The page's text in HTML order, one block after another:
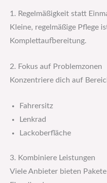
1. Regelmäßigkeit statt
Kleine, regelmäßige Pflege
Komplettaufbereitung.
2. Fokus auf Problemzonen
Konzentriere dich auf
Fahrersitz
Lenkrad
Lackoberfläche
3. Kombiniere Leistungen
Viele Anbieter bieten